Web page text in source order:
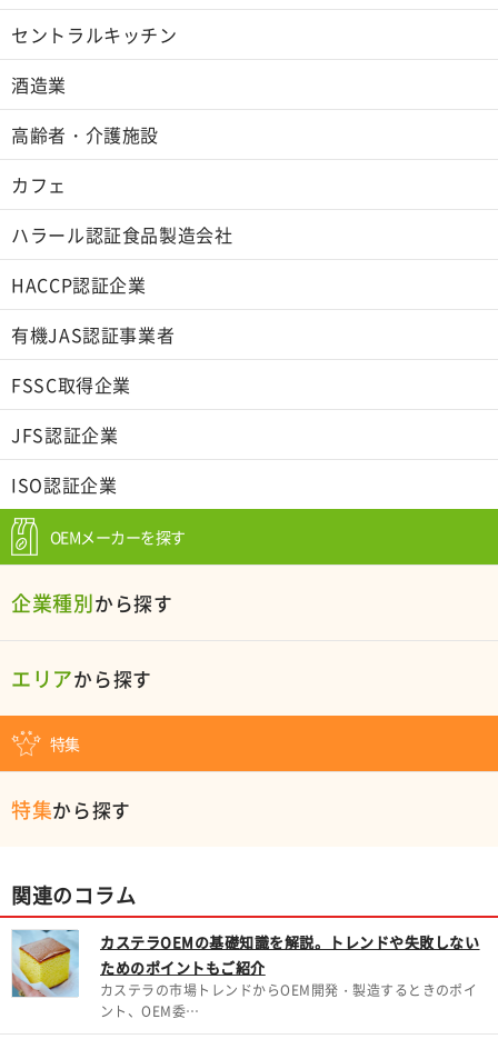
セントラルキッチン
酒造業
高齢者・介護施設
カフェ
ハラール認証食品製造会社
HACCP認証企業
有機JAS認証事業者
FSSC取得企業
JFS認証企業
ISO認証企業
OEMメーカーを探す
企業種別から探す
エリアから探す
特集
特集から探す
関連のコラム
カステラOEMの基礎知識を解説。トレンドや失敗しない
ためのポイントもご紹介
カステラの市場トレンドからOEM開発・製造するときのポイ
ント、OEM委…